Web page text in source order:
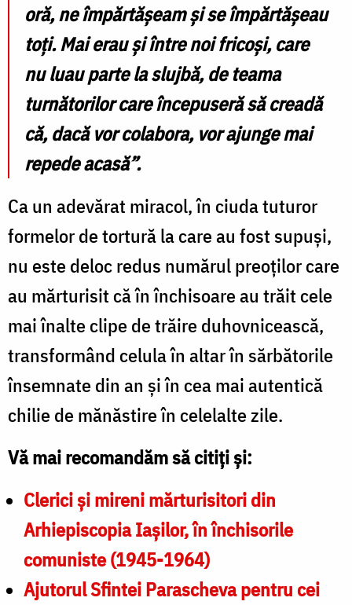
oră, ne împărtăşeam şi se împărtăşeau
toţi. Mai erau şi între noi fricoşi, care
nu luau parte la slujbă, de teama
turnătorilor care începuseră să creadă
că, dacă vor colabora, vor ajunge mai
repede acasă”.
Ca un adevărat miracol, în ciuda tuturor
formelor de tortură la care au fost supuși,
nu este deloc redus numărul preoților care
au mărturisit că în închisoare au trăit cele
mai înalte clipe de trăire duhovnicească,
transformând celula în altar în sărbătorile
însemnate din an și în cea mai autentică
chilie de mănăstire în celelalte zile.
Vă mai recomandăm să citiți și:
Clerici şi mireni mărturisitori din
Arhiepiscopia Iaşilor, în închisorile
comuniste (1945-1964)
Ajutorul Sfintei Parascheva pentru cei